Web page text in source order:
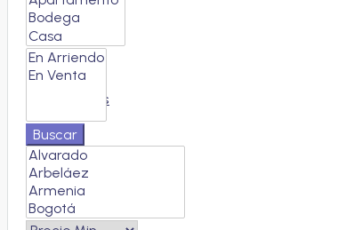
Proyectos
Inmuebles
Servicios
Buscar